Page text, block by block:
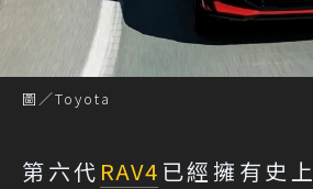
圖／Toyota
第六代 RAV4 已經擁有史上